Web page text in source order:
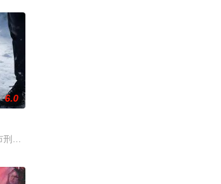
。根据党中央指示，高景波
6.0
侦支队在无普及监控、无DNA鉴定技术的支持下，通